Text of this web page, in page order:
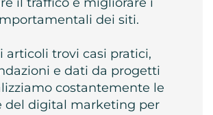
dei siti.
articoli trovi casi pratici,
e dati da progetti
costantemente le
del digital marketing per